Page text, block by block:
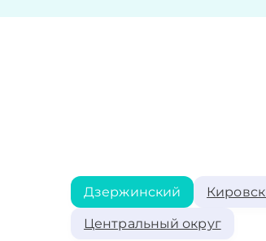
Дзержинский
Центральный округ